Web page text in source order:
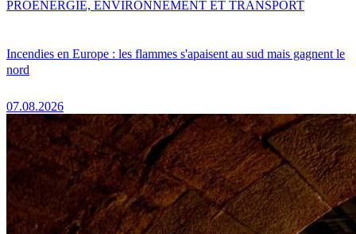
Incendies en Europe : les flammes s'apaisent au sud mais gagnent le
nord
07.08.2026
PROENERGIE, ENVIRONNEMENT ET TRANSPORT